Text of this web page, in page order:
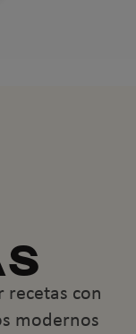
recetas con
modernos